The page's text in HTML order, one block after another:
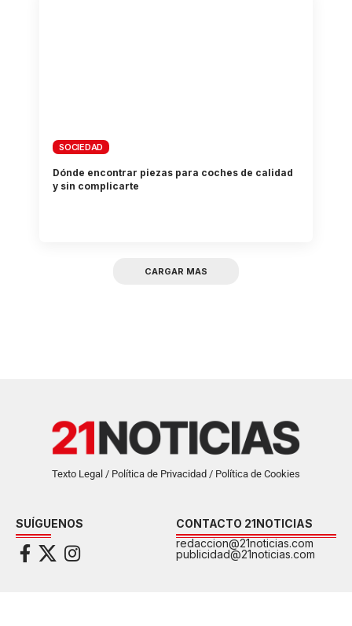
SOCIEDAD
Dónde encontrar piezas para coches de calidad
y sin complicarte
CARGAR MAS
Texto Legal / Política de Privacidad / Política de Cookies
SUÍGUENOS
CONTACTO 21NOTICIAS
redaccion@21noticias.com
publicidad@21noticias.com